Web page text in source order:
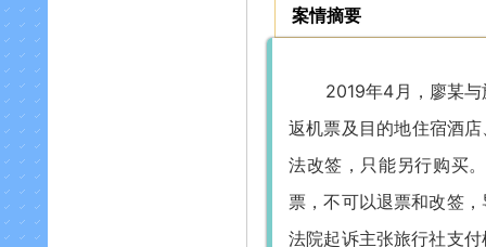
案情摘要
2019年4月，廖某
返机票及目的地住宿酒
法改签，只能另行购买。
票，不可以退票和改签
法院起诉主张旅行社支